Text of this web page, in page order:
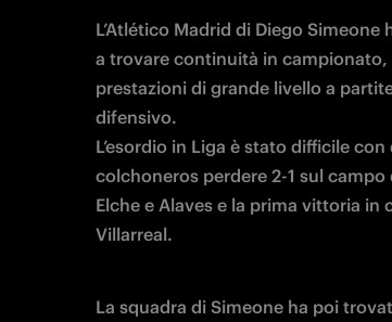
a trovare continuità in
prestazioni di grande livello a
difensivo.
L’esordio in Liga è stato difficile
colchoneros perdere 2-1 sul
Elche e Alaves e la prima vittoria
Villarreal.
Maiorca ma soprattutto vincendo